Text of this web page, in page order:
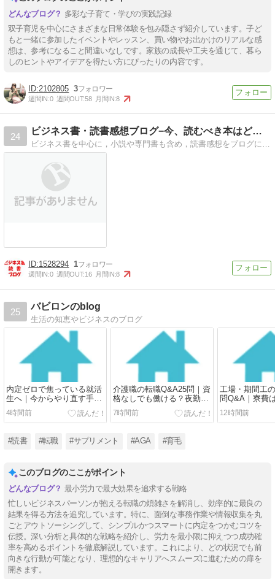
多彩な子育て・学びの実践記録
双子育児を中心にさまざまな日常体験を包み隠さず紹介しています。子ど
もと一緒に参加したイベントやレッスン、買い物やお出かけのリアルな感
想は、参考になること間違いなしです。家族の成長や工夫を通じて、暮ら
しのヒントやアイデアを得たい方にぴったりの内容です。
2102805 3
週間IN:0 週間OUT:58 月間IN:8
24
ビジネス書・読書感想ブログ−今、読むべき本はどれか−
1528294 1
週間IN:0 週間OUT:16 月間IN:8
25
バビロンのblog
生活の知恵やビジネスのブログ
内定ゼロで焦っている就活
生へ｜今からやり直す手順
と、頼れるサービスの使い
方
4時間前
介護職の転職Q&A25問｜資
格なしでも働ける？夜勤な
しは可能？給料は上がるの
か
7時間前
工場・期間工
問Q&A｜寮費
験でも入れる
くら？
12時間前
#読書 #転職 #サプリメント #AGA #育毛
このブログのここがポイント
最小労力で最大効果を追求する戦略
忙しいビジネスパーソンが抱える転職の煩雑さを解消し、効率的に最良の
結果を得る方法を追究しています。特に、面倒な事務作業や情報収集を丸
ごとアウトソーシングして、シンプルかつスマートに内定をつかむコツを
伝授。深い分析と具体的な戦略を紹介し、労力を最小限に抑えつつ成功確
率を高めるポイントを徹底解説しています。これにより、どの状況でも前
向きな行動が可能となり、理想的なキャリアへスムーズに進むための扉を
開きます。